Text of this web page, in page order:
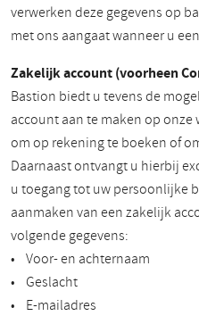
verwerken deze gegevens op
met ons aangaat wanneer u
Zakelijk account (voorheen
Bastion biedt u tevens de
account aan te maken op
om op rekening te boeken of
Daarnaast ontvangt u hierbij
u toegang tot uw persoonlijke
aanmaken van een zakelijk
volgende gegevens:
• Voor- en achternaam
• Geslacht
• E-mailadres